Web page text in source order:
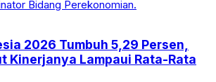
2026 Tumbuh 5,29 Persen,
Kinerjanya Lampaui Rata-Rata